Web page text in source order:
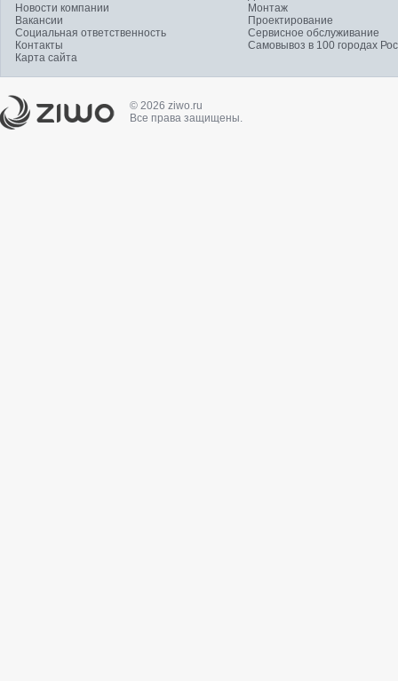
Новости компании
Вакансии
Социальная ответственность
Контакты
Карта сайта
Монтаж
Проектирование
Сервисное обслуживание
Самовывоз в 100 городах
© 2026 ziwo.ru
Все права защищены.